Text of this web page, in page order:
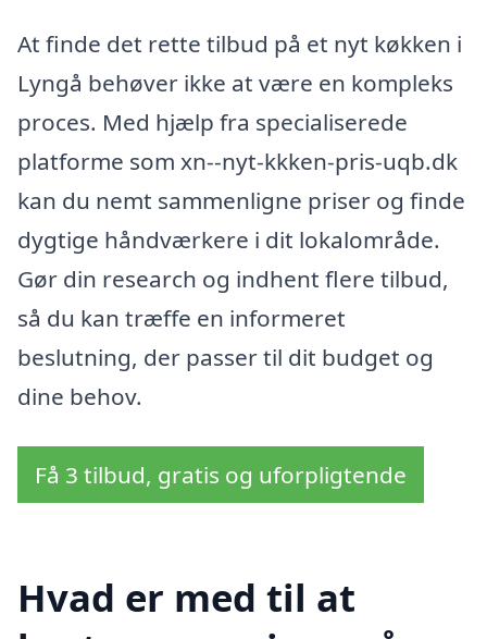
At finde det rette tilbud på et nyt køkken i
Lyngå behøver ikke at være en kompleks
proces. Med hjælp fra specialiserede
platforme som xn--nyt-kkken-pris-uqb.dk
kan du nemt sammenligne priser og finde
dygtige håndværkere i dit lokalområde.
Gør din research og indhent flere tilbud,
så du kan træffe en informeret
beslutning, der passer til dit budget og
dine behov.
Få 3 tilbud, gratis og uforpligtende
Hvad er med til at